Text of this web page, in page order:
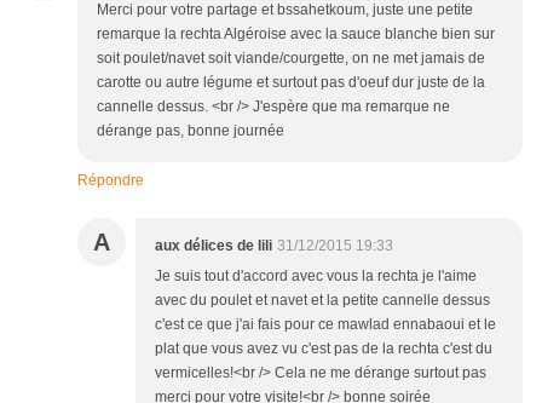
Merci pour votre partage et bssahetkoum, juste une petite
remarque la rechta Algéroise avec la sauce blanche bien sur
soit poulet/navet soit viande/courgette, on ne met jamais de
carotte ou autre légume et surtout pas d'oeuf dur juste de la
cannelle dessus. <br /> J'espère que ma remarque ne
dérange pas, bonne journée
Répondre
A aux délices de lili 31/12/2015 19:33
Je suis tout d'accord avec vous la rechta je l'aime
avec du poulet et navet et la petite cannelle dessus
c'est ce que j'ai fais pour ce mawlad ennabaoui et le
plat que vous avez vu c'est pas de la rechta c'est du
vermicelles!<br /> Cela ne me dérange surtout pas
merci pour votre visite!<br /> bonne soirée